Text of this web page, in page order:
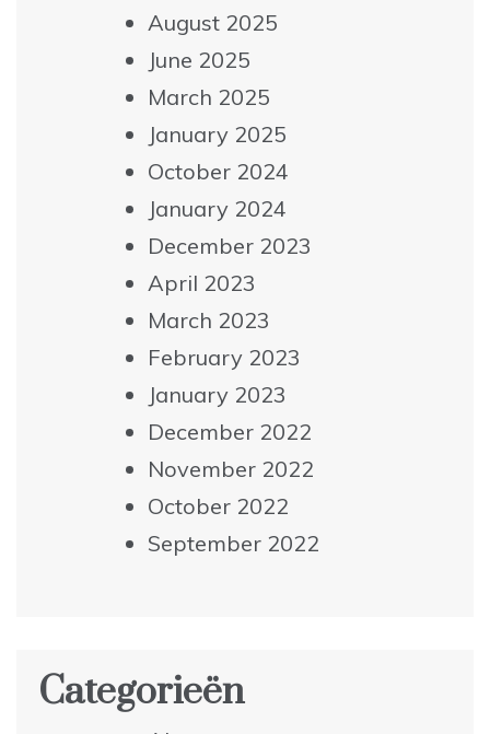
August 2025
June 2025
March 2025
January 2025
October 2024
January 2024
December 2023
April 2023
March 2023
February 2023
January 2023
December 2022
November 2022
October 2022
September 2022
Categorieën